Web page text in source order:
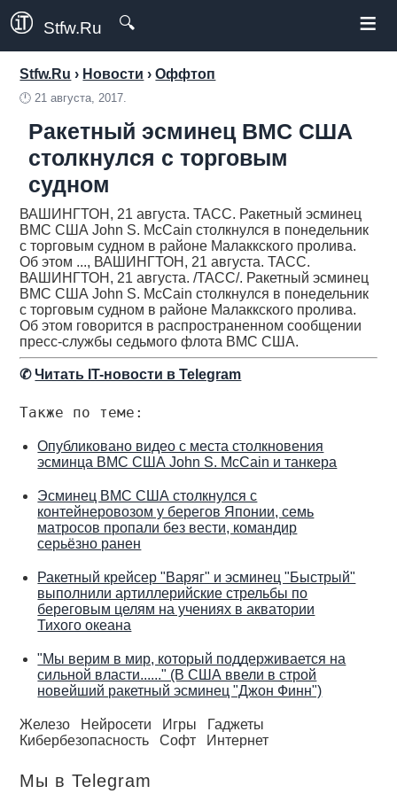
Stfw.Ru 🔍 ≡
Stfw.Ru › Новости ›Оффтоп
🕛21 августа, 2017.
Ракетный эсминец ВМС США
столкнулся с торговым
судном
ВАШИНГТОН, 21 августа. ТАСС. Ракетный эсминец
ВМС США John S. McCain столкнулся в понедельник
с торговым судном в районе Малаккского пролива.
Об этом ..., ВАШИНГТОН, 21 августа. ТАСС.
ВАШИНГТОН, 21 августа. /ТАСС/. Ракетный эсминец
ВМС США John S. McCain столкнулся в понедельник
с торговым судном в районе Малаккского пролива.
Об этом говорится в распространенном сообщении
пресс-службы седьмого флота ВМС США.
✆Читать IT-новости в Telegram
Также по теме:
Опубликовано видео с места столкновения
эсминца ВМС США John S. McCain и танкера
Эсминец ВМС США столкнулся с
контейнеровозом у берегов Японии, семь
матросов пропали без вести, командир
серьёзно ранен
Ракетный крейсер "Варяг" и эсминец "Быстрый"
выполнили артиллерийские стрельбы по
береговым целям на учениях в акватории
Тихого океана
"Мы верим в мир, который поддерживается на
сильной власти......" (В США ввели в строй
новейший ракетный эсминец "Джон Финн")
Железо Нейросети Игры
Гаджеты
Кибербезопасность
Софт Интернет
Мы в Telegram